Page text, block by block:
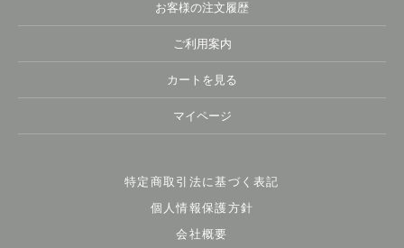
お客様の注文履歴
ご利用案内
カートを見る
マイページ
特定商取引法に基づく表記
個人情報保護方針
会社概要